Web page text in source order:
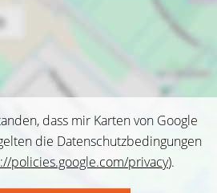
dass mir Karten von Google
die Datenschutzbedingungen
policies.google.com/privacy).